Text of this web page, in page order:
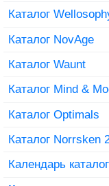
Каталог
Каталог NovAge
Каталог Waunt
Каталог Mind &
Каталог Optimals
Каталог Norrsken
Календарь